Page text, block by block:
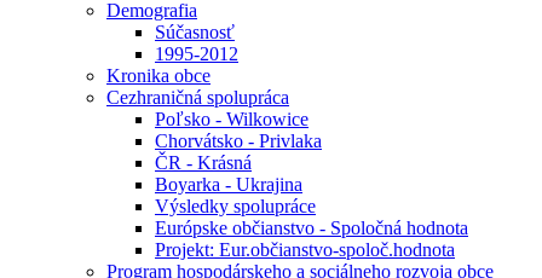
Demografia
Súčasnosť
1995-2012
Kronika obce
Cezhraničná spolupráca
Poľsko - Wilkowice
Chorvátsko - Privlaka
ČR - Krásná
Boyarka - Ukrajina
Výsledky spolupráce
Európske občianstvo - Spoločná hodnota
Projekt: Eur.občianstvo-spoloč.hodnota
Program hospodárskeho a sociálneho rozvoja obce